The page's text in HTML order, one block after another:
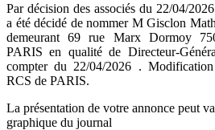
Par décision des associés du 22/04/
a été décidé de nommer M Gisclon
demeurant 69 rue Marx Dormoy
PARIS en qualité de Directeur-
compter du 22/04/2026 .
RCS de PARIS.
La présentation de votre annonce peut
graphique du journal